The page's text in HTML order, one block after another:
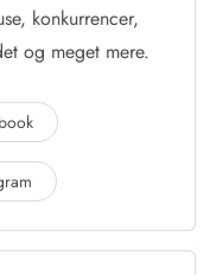
konkurrencer,
og meget mere.